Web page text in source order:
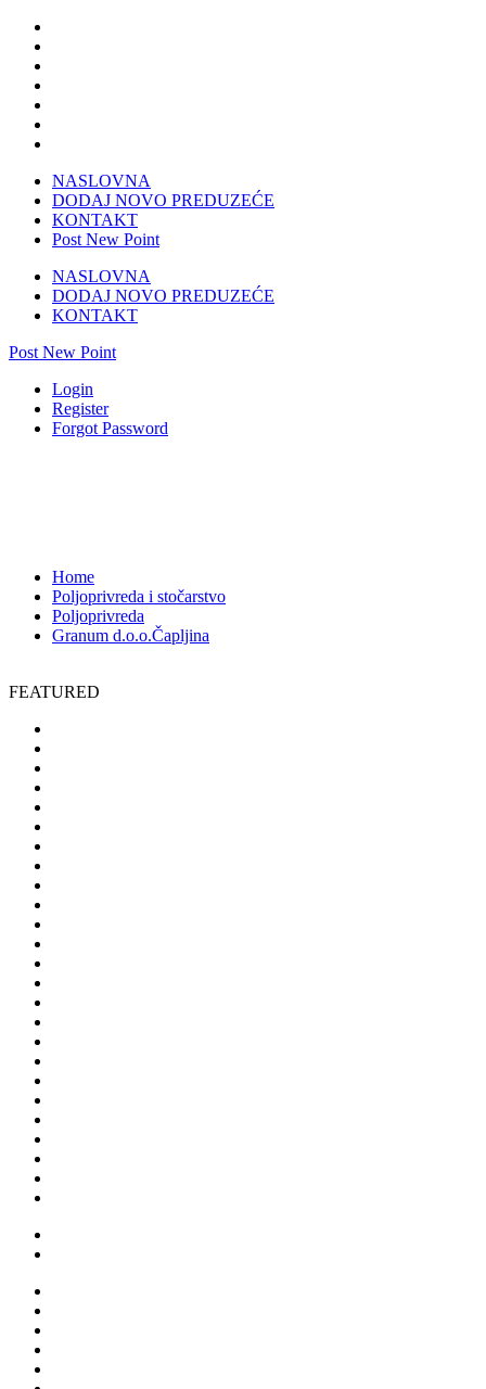
NASLOVNA
DODAJ NOVO PREDUZEĆE
KONTAKT
Post New Point
NASLOVNA
DODAJ NOVO PREDUZEĆE
KONTAKT
Post New Point
Login
Register
Forgot Password
Home
Poljoprivreda i stočarstvo
Poljoprivreda
Granum d.o.o.Čapljina
FEATURED